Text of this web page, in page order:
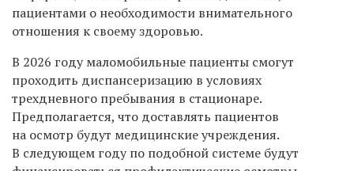
пациентами о необходимости внимательного
отношения к своему здоровью.
В 2026 году маломобильные пациенты смогут
проходить диспансеризацию в условиях
трехдневного пребывания в стационаре.
Предполагается, что доставлять пациентов
на осмотр будут медицинские учреждения.
В следующем году по подобной системе будут